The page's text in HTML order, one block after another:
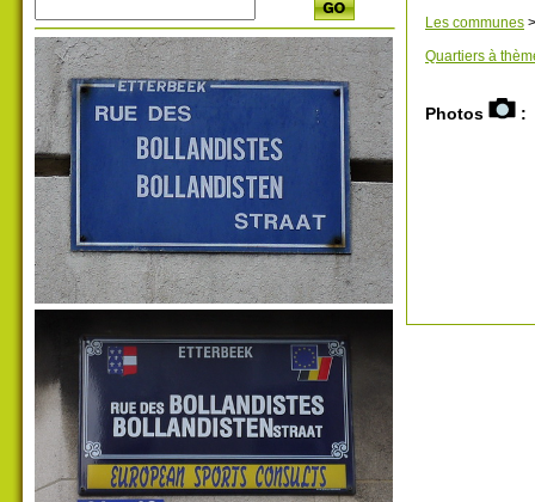
Les communes >
Quartiers à
Photos :